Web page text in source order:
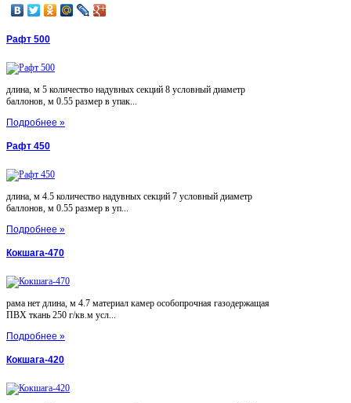
Рафт 500
длина, м 5 количество надувных секций 8 условный диаметр
баллонов, м 0.55 размер в упак...
Подробнее »
Рафт 450
длина, м 4.5 количество надувных секций 7 условный диаметр
баллонов, м 0.55 размер в уп...
Подробнее »
Кокшага-470
рама нет длина, м 4.7 материал камер особопрочная газодержащая
ПВХ ткань 250 г/кв.м усл...
Подробнее »
Кокшага-420